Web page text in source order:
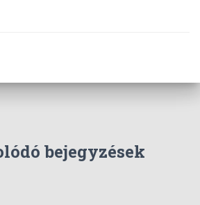
bejegyzések